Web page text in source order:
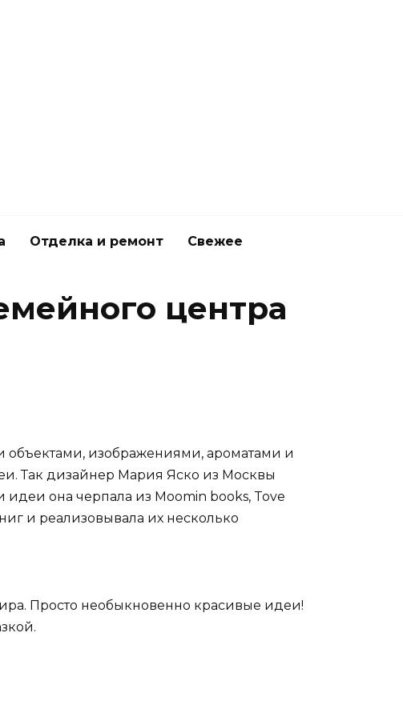
Отделка и ремонт Свежее
центра
изображениями, ароматами и
Так дизайнер Мария Яско из Москвы
идеи она черпала из Moomin books, Tove
и реализовывала их несколько
Просто необыкновенно красивые идеи!